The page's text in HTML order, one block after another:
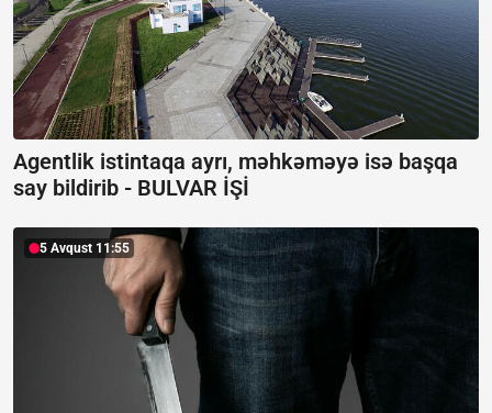
Agentlik istintaqa ayrı, məhkəməyə isə başqa
say bildirib - BULVAR İŞİ
5 Avqust 11:55